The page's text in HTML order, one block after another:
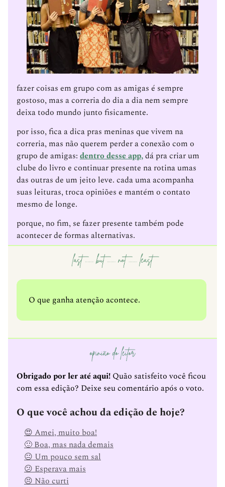
fazer coisas em grupo com as amigas é sempre
gostoso, mas a correria do dia a dia nem sempre
deixa todo mundo junto fisicamente.
por isso, fica a dica pras meninas que vivem na
correria, mas não querem perder a conexão com o
grupo de amigas: dentro desse app,dá pra criar um
clube do livro e continuar presente na rotina umas
das outras de um jeito leve. cada uma acompanha
suas leituras, troca opiniões e mantém o contato
mesmo de longe.
porque, no fim, se fazer presente também pode
acontecer de formas alternativas.
O que ganha atenção acontece.
Obrigado por ler até aqui! Quão satisfeito você ficou
com essa edição? Deixe seu comentário após o voto.
O que você achou da edição de hoje?
😍 Amei, muito boa!
🙂 Boa, mas nada demais
😐 Um pouco sem sal
😕 Esperava mais
😣 Não curti